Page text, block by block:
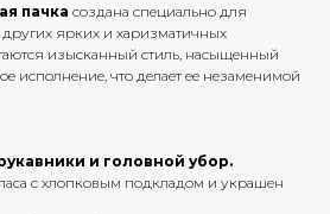
пачка создана специально для
ярких и харизматичных
изысканный стиль, насыщенный
исполнение, что делает ее незаменимой
и головной убор.
с хлопковым подкладом и украшен